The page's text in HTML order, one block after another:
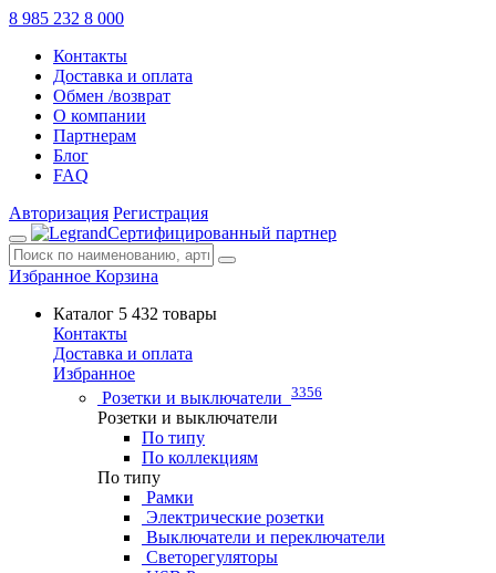
8 985 232 8 000
Контакты
Доставка и оплата
Обмен /возврат
О компании
Партнерам
Блог
FAQ
Авторизация Регистрация
Сертифицированный партнер
Избранное Корзина
Каталог 5 432 товары
Контакты
Доставка и оплата
Избранное
Розетки и выключатели 3356
Розетки и выключатели
По типу
По коллекциям
По типу
Рамки
Электрические розетки
Выключатели и переключатели
Светорегуляторы